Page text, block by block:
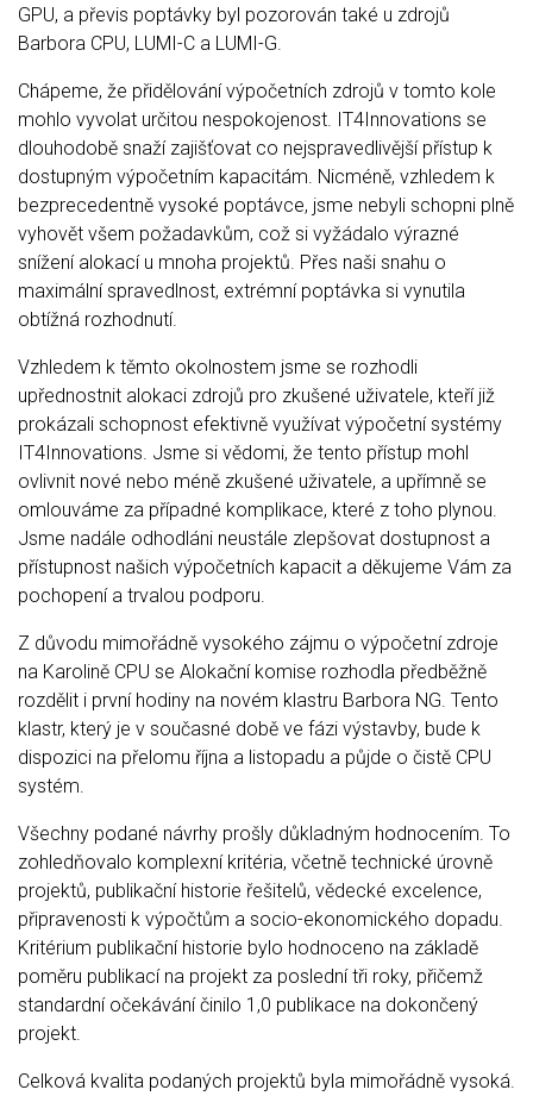
GPU, a převis poptávky byl pozorován také u zdrojů
Barbora CPU, LUMI-C a LUMI-G.
Chápeme, že přidělování výpočetních zdrojů v tomto kole
mohlo vyvolat určitou nespokojenost. IT4Innovations se
dlouhodobě snaží zajišťovat co nejspravedlivější přístup k
dostupným výpočetním kapacitám. Nicméně, vzhledem k
bezprecedentně vysoké poptávce, jsme nebyli schopni plně
vyhovět všem požadavkům, což si vyžádalo výrazné
snížení alokací u mnoha projektů. Přes naši snahu o
maximální spravedlnost, extrémní poptávka si vynutila
obtížná rozhodnutí.
Vzhledem k těmto okolnostem jsme se rozhodli
upřednostnit alokaci zdrojů pro zkušené uživatele, kteří již
prokázali schopnost efektivně využívat výpočetní systémy
IT4Innovations. Jsme si vědomi, že tento přístup mohl
ovlivnit nové nebo méně zkušené uživatele, a upřímně se
omlouváme za případné komplikace, které z toho plynou.
Jsme nadále odhodláni neustále zlepšovat dostupnost a
přístupnost našich výpočetních kapacit a děkujeme Vám za
pochopení a trvalou podporu.
Z důvodu mimořádně vysokého zájmu o výpočetní zdroje
na Karolině CPU se Alokační komise rozhodla předběžně
rozdělit i první hodiny na novém klastru Barbora NG. Tento
klastr, který je v současné době ve fázi výstavby, bude k
dispozici na přelomu října a listopadu a půjde o čistě CPU
systém.
Všechny podané návrhy prošly důkladným hodnocením. To
zohledňovalo komplexní kritéria, včetně technické úrovně
projektů, publikační historie řešitelů, vědecké excelence,
připravenosti k výpočtům a socio-ekonomického dopadu.
Kritérium publikační historie bylo hodnoceno na základě
poměru publikací na projekt za poslední tři roky, přičemž
standardní očekávání činilo 1,0 publikace na dokončený
projekt.
Celková kvalita podaných projektů byla mimořádně vysoká.